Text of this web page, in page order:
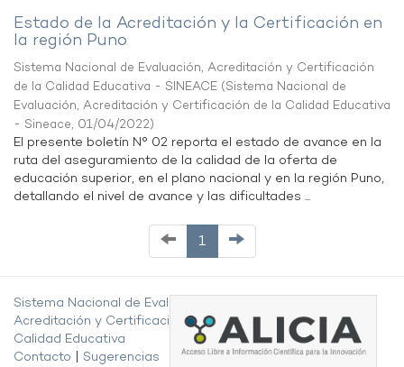
Estado de la Acreditación y la Certificación en
la región Puno
Sistema Nacional de Evaluación, Acreditación y Certificación
de la Calidad Educativa - SINEACE (Sistema Nacional de
Evaluación, Acreditación y Certificación de la Calidad Educativa
- Sineace, 01/04/2022)
El presente boletín N° 02 reporta el estado de avance en la
ruta del aseguramiento de la calidad de la oferta de
educación superior, en el plano nacional y en la región Puno,
detallando el nivel de avance y las dificultades ...
1
Sistema Nacional de Evaluación,
Acreditación y Certificación de la
Calidad Educativa
Contacto
Sugerencias